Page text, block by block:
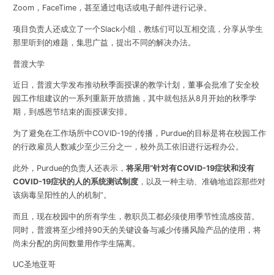
Zoom，FaceTime，甚至通过电话或电子邮件进行记录。
项目负责人 还成立了一个Slack小组，教练们可以互相交流，分享从学生
那里听到的难题，集思广益，提出不同的解决办法。
普渡大学
近日，普渡大学发布推动秋季面授课的教学计划，董事会批准了安全校
园工作组建议的一系列重新开放措施，其中就包括从8月开始的秋季学
期，到感恩节结束的面授课安排。
为了避免在工作场所中COVID-19的传播，Purdue的目标是将在校园工作
的行政雇员人数减少至少三分之一，校外员工依旧进行远程办公。
此外，Purdue的负责人还表示， 将采用“针对有COVID-19症状和没有
COVID-19症状的人的系统测试制度， 以及一种主动、准确地追踪那些对
该病毒呈阳性的人的机制”。
而且，现在校园中的所有学生，教职员工都必须使用季节性流感疫苗。
同时，普渡将至少维持90天的关键设备与减少传播风险产品的使用，将
尚未分配的房间数量用作学生隔离。
UC圣地亚哥